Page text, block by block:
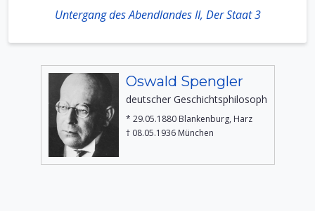
Untergang des Abendlandes II, Der Staat 3
Oswald Spengler
deutscher Geschichtsphilosoph
* 29.05.1880 Blankenburg, Harz
† 08.05.1936 München